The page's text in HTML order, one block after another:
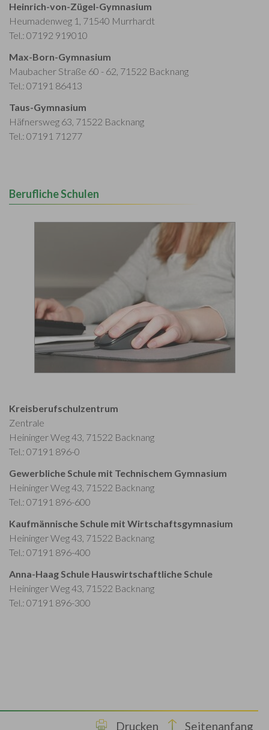
Heinrich-von-Zügel-Gymnasium
Heumadenweg 1, 71540 Murrhardt
Tel.: 07192 919010
Max-Born-Gymnasium
Maubacher Straße 60 - 62, 71522 Backnang
Tel.: 07191 86413
Taus-Gymnasium
Häfnersweg 63, 71522 Backnang
Tel.: 07191 71277
Berufliche Schulen
Kreisberufschulzentrum
Zentrale
Heininger Weg 43, 71522 Backnang
Tel.: 07191 896-0
Gewerbliche Schule mit Technischem Gymnasium
Heininger Weg 43, 71522 Backnang
Tel.: 07191 896-600
Kaufmännische Schule mit Wirtschaftsgymnasium
Heininger Weg 43, 71522 Backnang
Tel.: 07191 896-400
Anna-Haag Schule Hauswirtschaftliche Schule
Heininger Weg 43, 71522 Backnang
Tel.: 07191 896-300
Drucken Seitenanfang